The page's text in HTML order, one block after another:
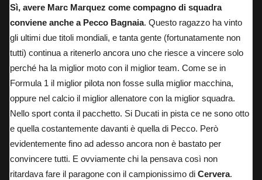
Sì, avere Marc Marquez come compagno di squadra
conviene anche a Pecco Bagnaia. Questo ragazzo ha vinto
gli ultimi due titoli mondiali, e tanta gente (fortunatamente non
tutti) continua a ritenerlo ancora uno che riesce a vincere solo
perché ha la miglior moto con il miglior team. Come se in
Formula 1 il miglior pilota non fosse sulla miglior macchina,
oppure nel calcio il miglior allenatore con la miglior squadra.
Nello sport conta il pacchetto. Si Ducati in pista ce ne sono otto
e quella costantemente davanti è quella di Pecco. Però
evidentemente fino ad adesso ancora non è bastato per
convincere tutti. E ovviamente chi la pensava così non
ritardava fare il paragone con il campionissimo di Cervera.